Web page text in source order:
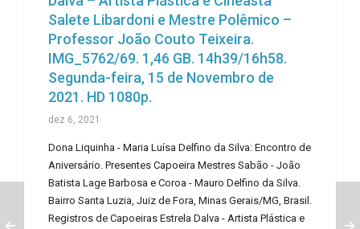
Salete Libardoni e Mestre Polêmico –
Professor João Couto Teixeira.
IMG_5762/69. 1,46 GB. 14h39/16h58.
Segunda-feira, 15 de Novembro de
2021. HD 1080p.
dez 6, 2021
Dona Liquinha - Maria Luísa Delfino da Silva: Encontro de
Aniversário. Presentes Capoeira Mestres Sabão - João
Batista Lage Barbosa e Coroa - Mauro Delfino da Silva.
Bairro Santa Luzia, Juiz de Fora, Minas Gerais/MG, Brasil.
Registros de Capoeiras Estrela Dalva - Artista Plástica e